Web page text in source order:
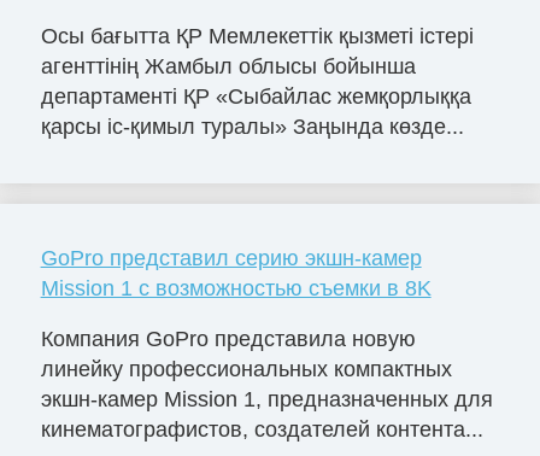
Осы бағытта ҚР Мемлекеттік қызметі істері
агенттінің Жамбыл облысы бойынша
департаменті ҚР «Сыбайлас жемқорлыққа
қарсы іс-қимыл туралы» Заңында көзде...
GoPro представил серию экшн-камер
Mission 1 с возможностью съемки в 8K
Компания GoPro представила новую
линейку профессиональных компактных
экшн-камер Mission 1, предназначенных для
кинематографистов, создателей контента...